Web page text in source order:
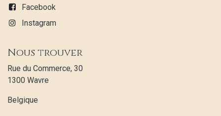
Facebook
Instagram
Nous trouver
Rue du Commerce, 30
1300 Wavre
Belgique